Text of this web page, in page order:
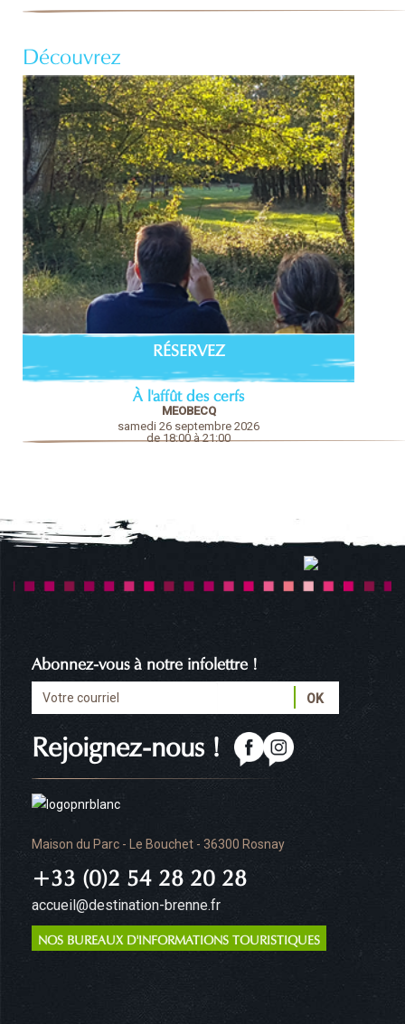
Découvrez
RÉSERVEZ
À l'affût des cerfs
MEOBECQ
samedi 26 septembre 2026
de 18:00 à 21:00
Maison du Parc - Le Bouchet - 36300 Rosnay
+33 (0)2 54 28 20 28
accueil@destination-brenne.fr
NOS BUREAUX D'INFORMATIONS TOURISTIQUES
Rejoignez-nous !
Abonnez-vous à notre infolettre !